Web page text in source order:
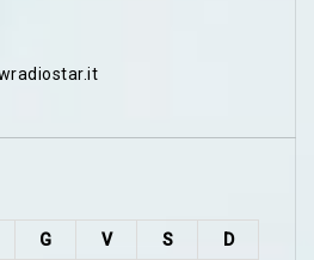
G V S D